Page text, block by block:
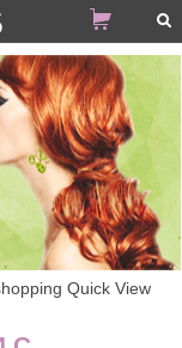
Quick View